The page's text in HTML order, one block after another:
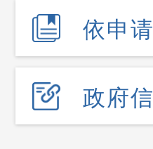
依申
政府